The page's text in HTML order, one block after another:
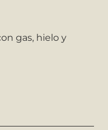
gas, hielo y